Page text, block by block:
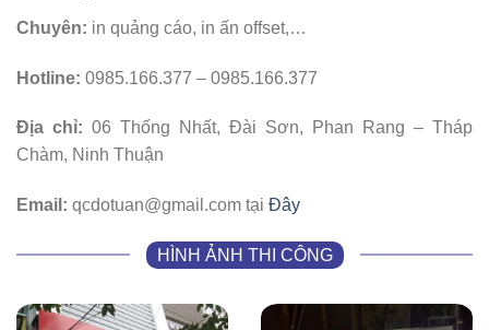
Chuyên: in quảng cáo, in ấn offset,…
Hotline: 0985.166.377 – 0985.166.377
Địa chỉ: 06 Thống Nhất, Đài Sơn, Phan Rang – Tháp
Chàm, Ninh Thuận
Email: qcdotuan@gmail.com tại Đây
HÌNH ẢNH THI CÔNG